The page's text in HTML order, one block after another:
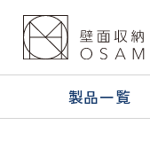
製品一覧